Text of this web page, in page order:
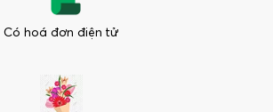
Có hoá đơn điện tử